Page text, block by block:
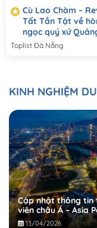
Cù Lao Chàm –
Tất Tần Tật về
ngọc quý xứ
Toplist Đà Nẵng
KINH NGHIỆM
Cập nhật thông tin
viên châu Á – Asia
Downtown 2026)
13/04/2026